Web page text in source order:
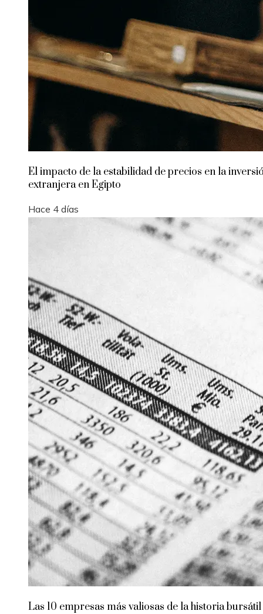
El impacto de la estabilidad de precios en la
extranjera en Egipto
Hace 4 días
Las 10 empresas más valiosas de la historia